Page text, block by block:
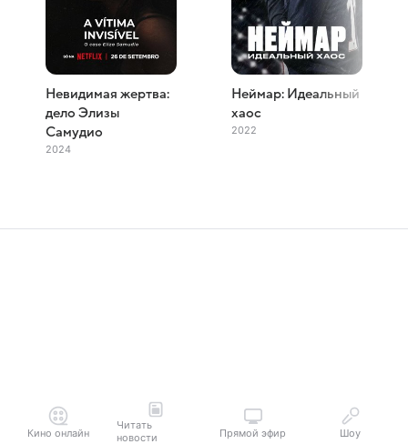
Невидимая жертва:
дело Элизы
Самудио
2024
Неймар: Идеальный
хаос
2022
Кино онлайн
Читать
новости
Прямой эфир Шоу